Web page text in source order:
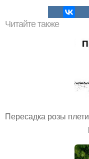
Читайте также
Пересадка розы